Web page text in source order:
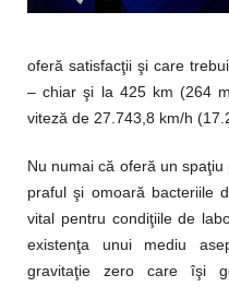
oferă satisfacţii şi care
– chiar şi la 425 km (264
viteză de 27.743,8 km/h
Nu numai că oferă un
praful şi omoară bacteriile
vital pentru condiţiile de
existenţa unui mediu
gravitaţie zero care îşi